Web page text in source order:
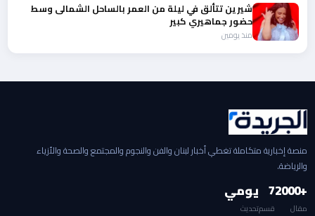
شيرين تتألق في ليلة من العمر بالساحل الشمالى وسط
حضور جماهيري كبير
منذ يومين
منصة إخبارية متكاملة تغطي أخبار لبنان والفن والنجوم والمجتمع والصحة والأزياء
والرياضة.
+2000
مقال
7
قسم
يومي
تحديث